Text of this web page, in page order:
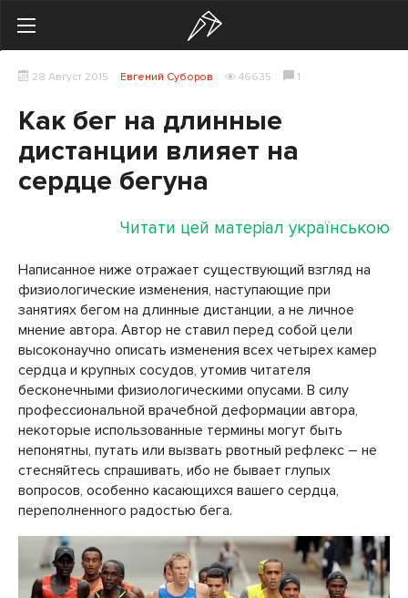
Начинающим
Мотивация
Питание
Экипировка
Женщинам
28 Август 2015 Евгений Суборов 46635 1
Как бег на длинные
дистанции влияет на
сердце бегуна
Читати цей матеріал українською
Написанное ниже отражает существующий взгляд на
физиологические изменения, наступающие при
занятиях бегом на длинные дистанции, а не личное
мнение автора. Автор не ставил перед собой цели
высоконаучно описать изменения всех четырех камер
сердца и крупных сосудов, утомив читателя
бесконечными физиологическими опусами. В силу
профессиональной врачебной деформации автора,
некоторые использованные термины могут быть
непонятны, путать или вызвать рвотный рефлекс – не
стесняйтесь спрашивать, ибо не бывает глупых
вопросов, особенно касающихся вашего сердца,
переполненного радостью бега.